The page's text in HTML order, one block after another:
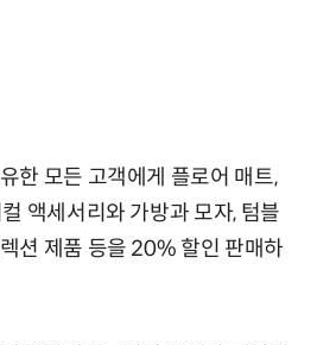
한 모든 고객에게 플로어 매트,
액세서리와 가방과 모자, 텀블
션 제품 등을 20% 할인 판매하